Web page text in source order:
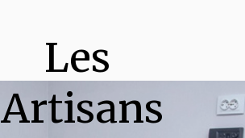
Les
Artisans